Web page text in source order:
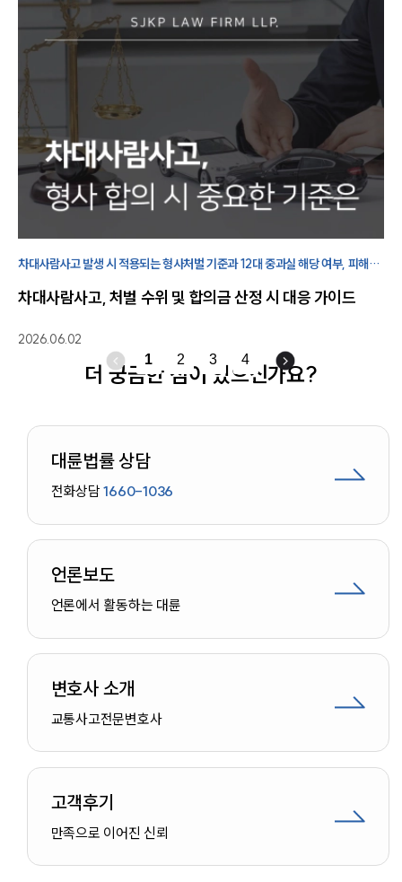
만화로 보는 사례
차대사람사고 발생 시 적용되는 형사처벌 기준과 12대 중과실 해당 여부, 피해자
차대사람사고, 처벌 수위 및 합의금 산정 시 대응 가이드
2026.06.02
1 2 3 4
더 궁금한 점이 있으신가요?
대륜법률 상담
전화상담1660-1036
언론보도
언론에서 활동하는 대륜
변호사 소개
교통사고전문변호사
고객후기
만족으로 이어진 신뢰